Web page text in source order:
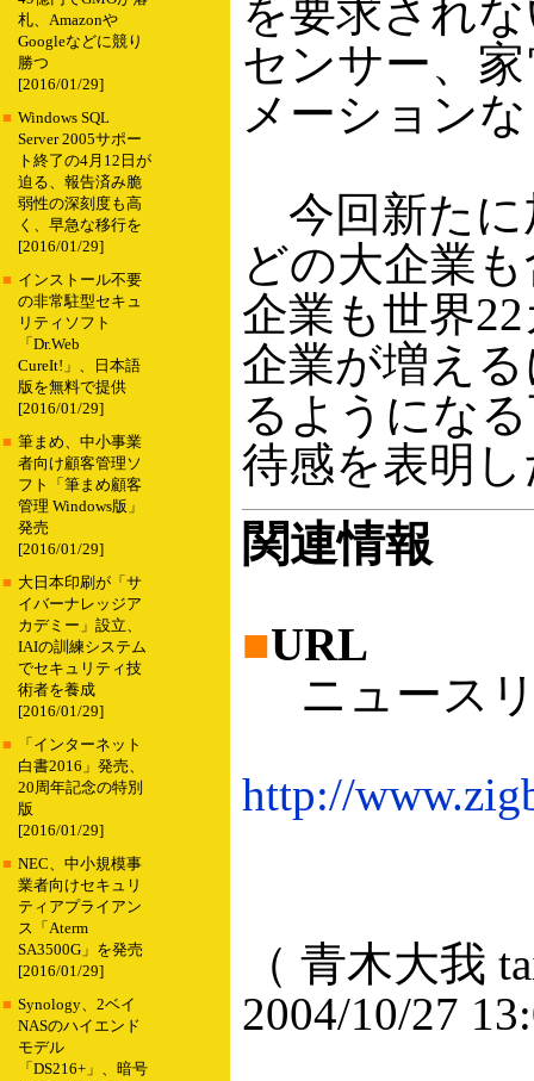
札、Amazonや
Googleなどに競り
勝つ
[2016/01/29]
■ Windows SQL
Server 2005サポー
ト終了の4月12日が
迫る、報告済み脆
弱性の深刻度も高
く、早急な移行を
[2016/01/29]
■ インストール不要
の非常駐型セキュ
リティソフト
「Dr.Web
CureIt!」、日本語
版を無料で提供
[2016/01/29]
■ 筆まめ、中小事業
者向け顧客管理ソ
フト「筆まめ顧客
管理 Windows版」
発売
[2016/01/29]
■ 大日本印刷が「サ
イバーナレッジア
カデミー」設立、
IAIの訓練システム
でセキュリティ技
術者を養成
[2016/01/29]
■
「インターネット
白書2016」発売、
20周年記念の特別
版
[2016/01/29]
■ NEC、中小規模事
業者向けセキュリ
ティアプライアン
ス「Aterm
SA3500G」を発売
[2016/01/29]
■ Synology、2ベイ
NASのハイエンド
モデル
「DS216+」、暗号
を要求され
センサー、
メーション
今回新たに
どの大企業
企業も世界
企業が増え
るようにな
待感を表明
関連情報
■URL
ニュースリ
http://
（ 青木大我
2004/10/27